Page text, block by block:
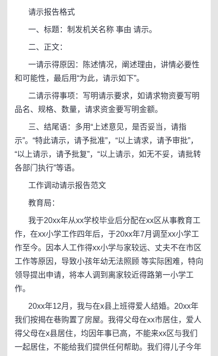
请示报告格式
一、标题：制发机关名称 事由 请示。
二、正文：
一请示得原因：陈述情况，阐述理由，讲情必要性
和可能性，最后用“为此，请示如下”。
二请示得事项：写明请示要求，如请求物资要写明
品名、规格、数量，请求资金要写明金额。
三、结尾语：多用“上述意见，是否妥当，请指
示”。“特此请示，请予批准”，“以上请求，请予审批”，
“以上请示，请予批复”，“以上请示，如无不妥，请批转
各部门执行”等语。
工作调动请示报告范文
教育局：
我于20xx年从xx学校毕业后分配在xx区从事教育工
作，在xx小学工作四年后，于20xx年7月调至xx小学工
作至今。因本人工作得xx小学与家较远、丈夫不在市区
工作等原因，导致小孩年幼无法照顾 等实际困难，特向
领导提出申请，将本人调到离家较近得路第一小学工
作。
20xx年12月，我与在x县上班得爱人结婚。20xx年
我们按揭在巷购置了房屋。我得父母在xx市居住，爱人
得父母在x县居住，均因年事已高，不能来xx区与我们
一起居住，不能给我们提供任何帮助。我们得儿子今年